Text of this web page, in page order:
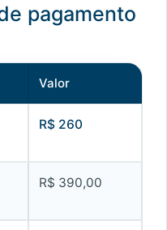
pagamento
Valor
R$ 260
R$ 390,00